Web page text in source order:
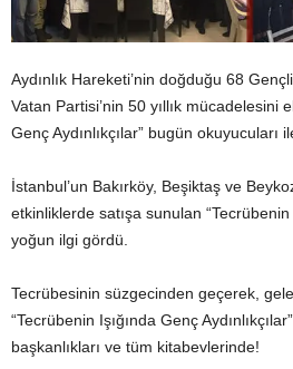
Aydınlık Hareketi’nin doğduğu 68
Vatan Partisi’nin 50 yıllık mücadelesini
Genç Aydınlıkçılar” bugün okuyucuları
İstanbul’un Bakırköy, Beşiktaş ve
etkinliklerde satışa sunulan “Tecrübenin
yoğun ilgi gördü.
Tecrübesinin süzgecinden geçerek,
“Tecrübenin Işığında Genç
başkanlıkları ve tüm kitabevlerinde!